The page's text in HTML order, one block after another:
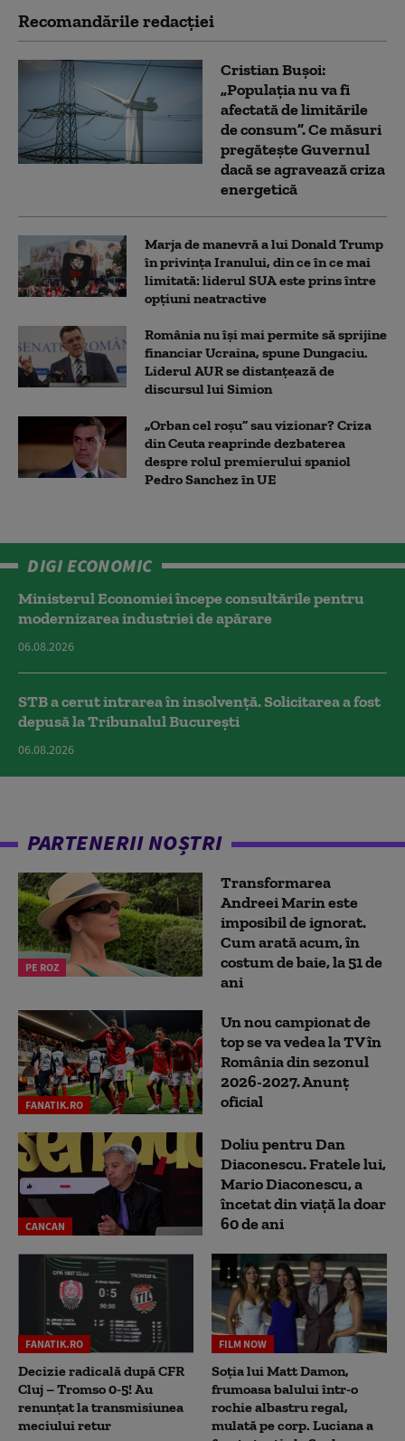
Recomandările redacţiei
Cristian Bușoi:
„Populația nu va fi
afectată de limitările
de consum”. Ce măsuri
pregătește Guvernul
dacă se agravează criza
energetică
Marja de manevră a lui Donald Trump
în privința Iranului, din ce în ce mai
limitată: liderul SUA este prins între
opțiuni neatractive
România nu își mai permite să sprijine
financiar Ucraina, spune Dungaciu.
Liderul AUR se distanțează de
discursul lui Simion
„Orban cel roșu” sau vizionar? Criza
din Ceuta reaprinde dezbaterea
despre rolul premierului spaniol
Pedro Sanchez în UE
DIGI ECONOMIC
Ministerul Economiei începe consultările pentru
modernizarea industriei de apărare
06.08.2026
STB a cerut intrarea în insolvență. Solicitarea a fost
depusă la Tribunalul București
06.08.2026
PARTENERII NOȘTRI
PE ROZ
Transformarea
Andreei Marin este
imposibil de ignorat.
Cum arată acum, în
costum de baie, la 51 de
ani
FANATIK.RO
Un nou campionat de
top se va vedea la TV în
România din sezonul
2026-2027. Anunț
oficial
CANCAN
Doliu pentru Dan
Diaconescu. Fratele lui,
Mario Diaconescu, a
încetat din viață la doar
60 de ani
FANATIK.RO
Decizie radicală după CFR
Cluj – Tromso 0-5! Au
renunțat la transmisiunea
meciului retur
FILM NOW
Soția lui Matt Damon,
frumoasa balului într-o
rochie albastru regal,
mulată pe corp. Luciana a